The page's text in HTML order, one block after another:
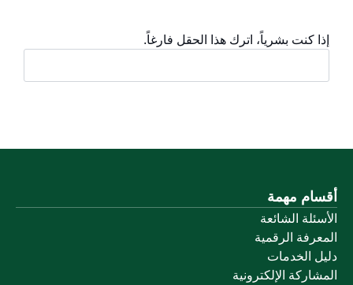
إذا كنت بشرياً، اترك هذا الحقل فارغاً.
أقسام مهمة
الأسئلة الشائعة
المعرفة الرقمية
دليل الخدمات
المشاركة الإلكترونية